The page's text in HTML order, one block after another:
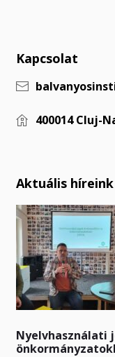
Kapcsolat
400014 Cluj-
Aktuális híreink
Nyelvhasználati